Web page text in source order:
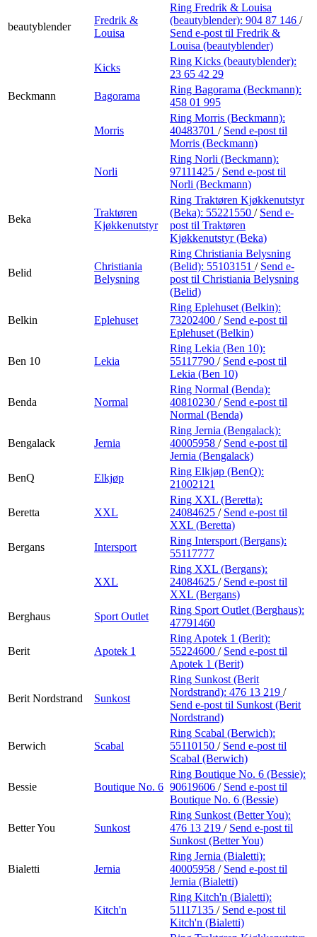
beautyblender
Fredrik &
Louisa
Ring Fredrik & Louisa
(beautyblender): 904 87 146 /
Send e-post til Fredrik &
Louisa (beautyblender)
Kicks
Ring Kicks (beautyblender):
23 65 42 29
Beckmann
Bagorama
Ring Bagorama (Beckmann):
458 01 995
Morris
Ring Morris (Beckmann):
40483701 / Send e-post til
Morris (Beckmann)
Norli
Ring Norli (Beckmann):
97111425 / Send e-post til
Norli (Beckmann)
Beka
Traktøren
Kjøkkenutstyr
Ring Traktøren Kjøkkenutstyr
(Beka): 55221550 / Send e-
post til Traktøren
Kjøkkenutstyr (Beka)
Belid
Christiania
Belysning
Ring Christiania Belysning
(Belid): 55103151 / Send e-
post til Christiania Belysning
(Belid)
Belkin Eplehuset
Ring Eplehuset (Belkin):
73202400 / Send e-post til
Eplehuset (Belkin)
Ben 10 Lekia
Ring Lekia (Ben 10):
55117790 / Send e-post til
Lekia (Ben 10)
Benda Normal
Ring Normal (Benda):
40810230 / Send e-post til
Normal (Benda)
Bengalack Jernia
Ring Jernia (Bengalack):
40005958 / Send e-post til
Jernia (Bengalack)
BenQ
Elkjøp
Ring Elkjøp (BenQ):
21002121
Beretta XXL
Ring XXL (Beretta):
24084625 / Send e-post til
XXL (Beretta)
Bergans
Intersport
Ring Intersport (Bergans):
55117777
XXL
Ring XXL (Bergans):
24084625 / Send e-post til
XXL (Bergans)
Berghaus
Sport Outlet
Ring Sport Outlet (Berghaus):
47791460
Berit Apotek 1
Ring Apotek 1 (Berit):
55224600 / Send e-post til
Apotek 1 (Berit)
Berit Nordstrand Sunkost
Ring Sunkost (Berit
Nordstrand): 476 13 219 /
Send e-post til Sunkost (Berit
Nordstrand)
Berwich Scabal
Ring Scabal (Berwich):
55110150 / Send e-post til
Scabal (Berwich)
Bessie Boutique No. 6
Ring Boutique No. 6 (Bessie):
90619606 / Send e-post til
Boutique No. 6 (Bessie)
Better You Sunkost
Ring Sunkost (Better You):
476 13 219 / Send e-post til
Sunkost (Better You)
Bialetti Jernia
Ring Jernia (Bialetti):
40005958 / Send e-post til
Jernia (Bialetti)
Kitch'n
Ring Kitch'n (Bialetti):
51117135 / Send e-post til
Kitch'n (Bialetti)